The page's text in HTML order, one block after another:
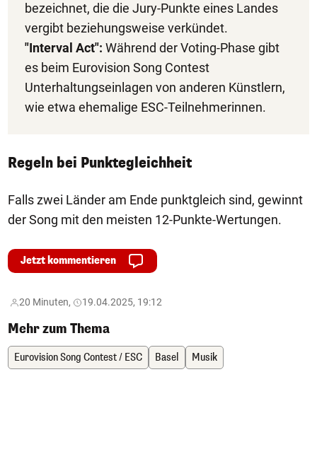
bezeichnet, die die Jury-Punkte eines Landes
vergibt beziehungsweise verkündet.
"Interval Act": Während der Voting-Phase gibt
es beim Eurovision Song Contest
Unterhaltungseinlagen von anderen Künstlern,
wie etwa ehemalige ESC-Teilnehmerinnen.
Regeln bei Punktegleichheit
Falls zwei Länder am Ende punktgleich sind, gewinnt
der Song mit den meisten 12-Punkte-Wertungen.
Jetzt kommentieren
20 Minuten, 19.04.2025, 19:12
Mehr zum Thema
Eurovision Song Contest / ESC Basel Musik